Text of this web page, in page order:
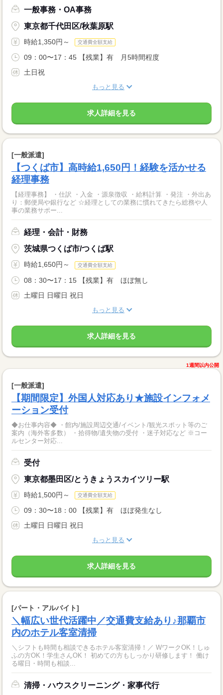
一般事務・OA事務
東京都千代田区/秋葉原駅
時給1,350円～ 交通費全額支給
09：00〜17：45 【残業】有 月5時間程度
土日祝
もっと見る
求人詳細を見る
[一般派遣]
【つくば市】高時給1,650円！経験を活かせる
経理事務
【経理事務】 ・仕訳 ・入金 ・源泉徴収 ・給料計算 ・発注 ・外出あ
り：郵便局や銀行など ☆経理としての業務に慣れてきたら総務や人
事の業務サポー...
経理・会計・財務
茨城県つくば市/つくば駅
時給1,650円～ 交通費全額支給
08：30〜17：15 【残業】有 ほぼ無し
土曜日 日曜日 祝日
もっと見る
求人詳細を見る
1週間以内公開
[一般派遣]
【期間限定】外国人対応あり★施設インフォメ
ーション受付
◆お仕事内容◆ ・館内/施設周辺交通/イベント/観光スポット等のご
案内（海外客多数） ・拾得物/遺失物の受付 ・迷子対応など ※コー
ルセンター対応...
受付
東京都墨田区/とうきょうスカイツリー駅
時給1,500円～ 交通費全額支給
09：30〜18：00 【残業】有 ほぼ発生なし
土曜日 日曜日 祝日
もっと見る
求人詳細を見る
[パート・アルバイト]
＼幅広い世代活躍中／交通費支給あり♪那覇市
内のホテル客室清掃
＼シフトも時間も相談できるホテル客室清掃！／ WワークOK！しゅ
ふの方OK！学生さんOK！ 初めての方もしっかり研修します！ 働け
る曜日・時間も相談...
清掃・ハウスクリーニング・家事代行